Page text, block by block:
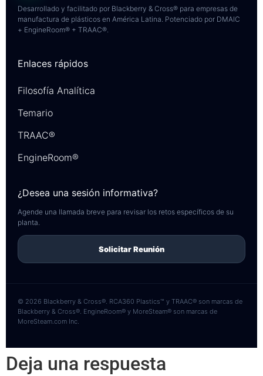
Desarrollado y facilitado por Blackberry & Cross® para empresas de
manufactura de plásticos en América Latina. Potenciado por DMAIC
+ EngineRoom® + TRAAC®.
Enlaces rápidos
Filosofía Analítica
Temario
TRAAC®
EngineRoom®
¿Desea una sesión informativa?
Agende una llamada breve para revisar los retos específicos de su
planta.
Solicitar Reunión
© 2026 Blackberry & Cross®. RCA360 Plastics™ y TRAAC® son marcas de
Blackberry & Cross®. EngineRoom® y MoreSteam® son marcas de
MoreSteam.com Inc.
Deja una respuesta